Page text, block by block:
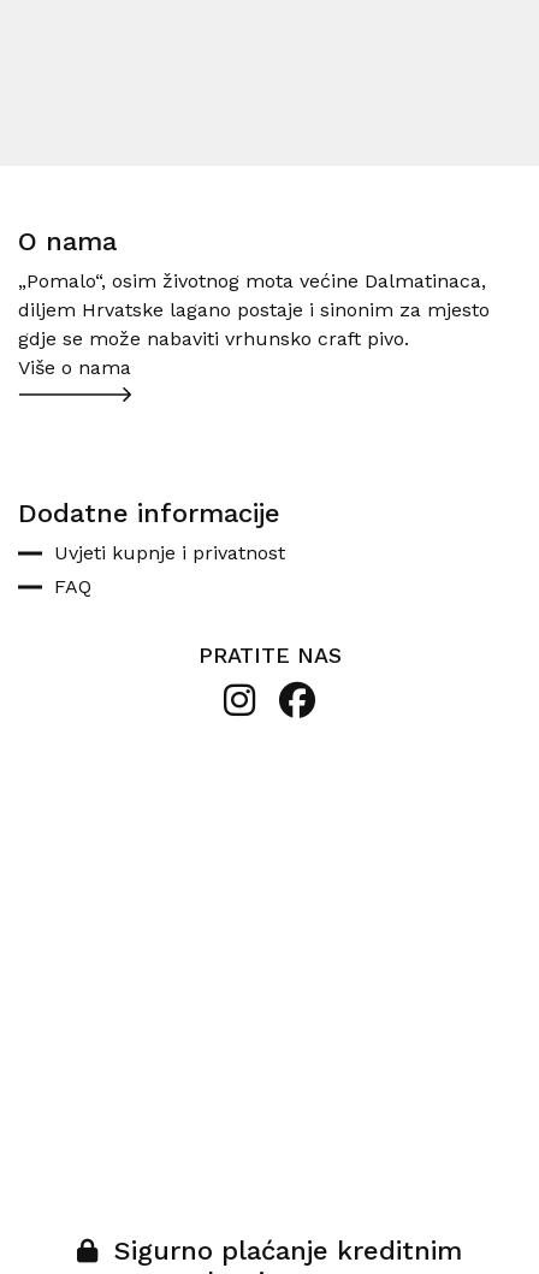
O nama
„Pomalo“, osim životnog mota većine Dalmatinaca,
diljem Hrvatske lagano postaje i sinonim za mjesto
gdje se može nabaviti vrhunsko craft pivo.
Više o nama
Dodatne informacije
Uvjeti kupnje i privatnost
FAQ
PRATITE NAS
Sigurno plaćanje kreditnim